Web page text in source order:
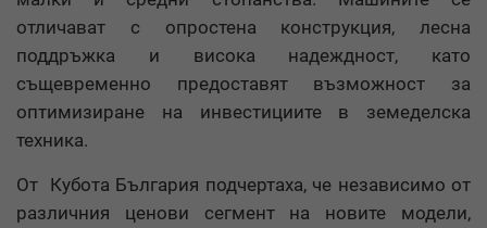
отличават с опростена конструкция, лесна
поддръжка и висока надеждност, като
същевременно предоставят възможност за
оптимизиране на инвестициите в земеделска
техника.
От Кубота България подчертаха, че независимо от
различния ценови сегмент на новите модели,